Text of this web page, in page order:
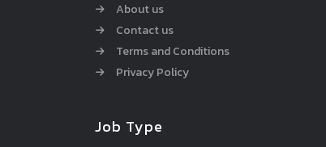
About us
Contact us
Terms and Conditions
Privacy Policy
Job Type